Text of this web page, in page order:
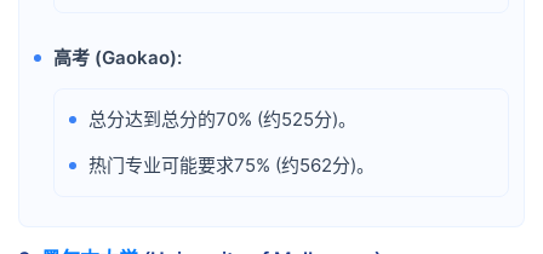
• 高考 (Gaokao):
• 总分达到总分的70% (约525分)。
• 热门专业可能要求75% (约562分)。